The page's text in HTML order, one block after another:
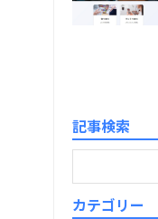
記事検索
カテゴリー